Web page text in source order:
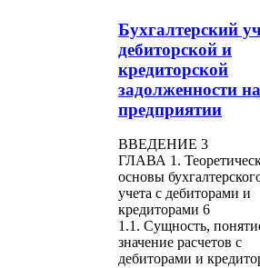
Бухгалтерский
дебиторской и
кредиторской
задолженности на
предприятии
ВВЕДЕНИЕ 3
ГЛАВА 1.
основы
учета с дебиторами и
кредиторами 6
1.1. Сущность,
значение расчетов с
дебиторами и